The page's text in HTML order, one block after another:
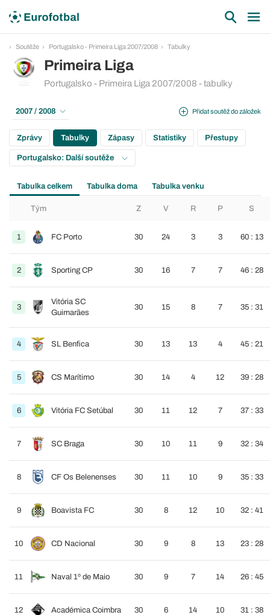
Soutěže Portugalsko - Primeira Liga 2007/2008 Tabulky
Primeira Liga
Portugalsko - Primeira Liga 2007/2008 - tabulky
Přidat soutěž do záložek
2007 / 2008
Zprávy Tabulky Zápasy Statistiky Přestupy
Portugalsko: Další soutěže
Tabulka celkem Tabulka doma Tabulka venku
Tým Z V R P S
1 FC Porto 30 24 3 3 60 : 13
2 Sporting CP 30 16 7 7 46 : 28
3
Vitória SC
Guimarães
30 15 8 7 35 : 31
4 SL Benfica 30 13 13 4 45 : 21
5 CS Marítimo 30 14 4 12 39 : 28
6 Vitória FC Setúbal 30 11 12 7 37 : 33
7 SC Braga 30 10 11 9 32 : 34
8 CF Os Belenenses 30 11 10 9 35 : 33
9 Boavista FC 30 8 12 10 32 : 41
10 CD Nacional 30 9 8 13 23 : 28
11 Naval 1º de Maio 30 9 7 14 26 : 45
12 Académica Coimbra 30 6 14 10 31 : 38